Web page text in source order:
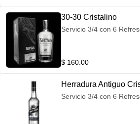
30-30 Cristalino
Servicio 3/4 con 6
$ 160.00
Herradura Antiguo
Servicio 3/4 con 6